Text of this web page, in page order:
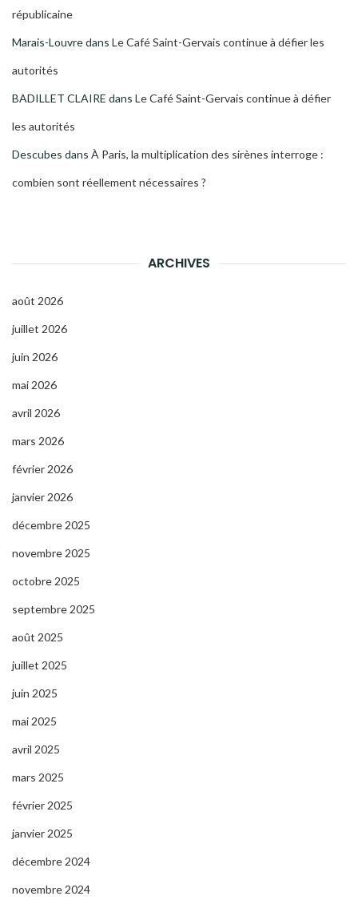
républicaine
Marais-Louvredans Le Café Saint-Gervais continue à défier les
autorités
BADILLET CLAIRE dans Le Café Saint-Gervais continue à défier
les autorités
Descubes dans À Paris, la multiplication des sirènes interroge :
combien sont réellement nécessaires ?
ARCHIVES
août 2026
juillet 2026
juin 2026
mai 2026
avril 2026
mars 2026
février 2026
janvier 2026
décembre 2025
novembre 2025
octobre 2025
septembre 2025
août 2025
juillet 2025
juin 2025
mai 2025
avril 2025
mars 2025
février 2025
janvier 2025
décembre 2024
novembre 2024